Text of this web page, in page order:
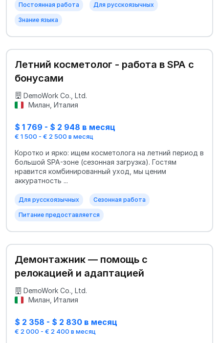
Постоянная работа Для русскоязычных
Знание языка
Летний косметолог - работа в SPA с
бонусами
DemoWork Co., Ltd.
Милан, Италия
$ 1 769 - $ 2 948 в месяц
€ 1 500 - € 2 500 в месяц
Коротко и ярко: ищем косметолога на летний период в
большой SPA-зоне (сезонная загрузка). Гостям
нравится комбинированный уход, мы ценим
аккуратность ...
Для русскоязычных Сезонная работа
Питание предоставляется
Демонтажник — помощь с
релокацией и адаптацией
DemoWork Co., Ltd.
Милан, Италия
$ 2 358 - $ 2 830 в месяц
€ 2 000 - € 2 400 в месяц